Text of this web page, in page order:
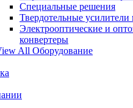
Специальные решения
Твердотельные
Электрооптические и
конвертеры
All Оборудование